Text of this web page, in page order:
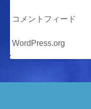
コメントフィード
WordPress.org